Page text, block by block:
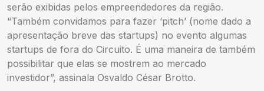
serão exibidas pelos empreendedores da região.
“Também convidamos para fazer ‘pitch’ (nome dado a
apresentação breve das startups) no evento algumas
startups de fora do Circuito. É uma maneira de também
possibilitar que elas se mostrem ao mercado
investidor”, assinala Osvaldo César Brotto.